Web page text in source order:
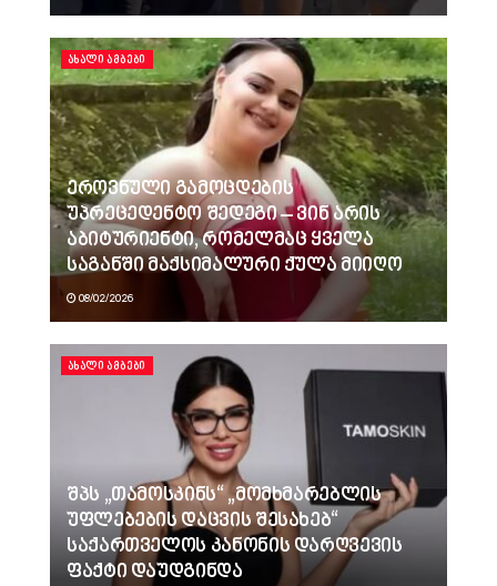
ᲐᲮᲐᲚᲘ ᲐᲛᲑᲔᲑᲘ
ეროვნული გამოცდების
უპრეცედენტო შედეგი – ვინ არის
აბიტურიენტი, რომელმაც ყველა
საგანში მაქსიმალური ქულა მიიღო
08/02/2026
ᲐᲮᲐᲚᲘ ᲐᲛᲑᲔᲑᲘ
შპს „თამოსკინს“ „მომხმარებლის
უფლებების დაცვის შესახებ“
საქართველოს კანონის დარღვევის
ფაქტი დაუდგინდა